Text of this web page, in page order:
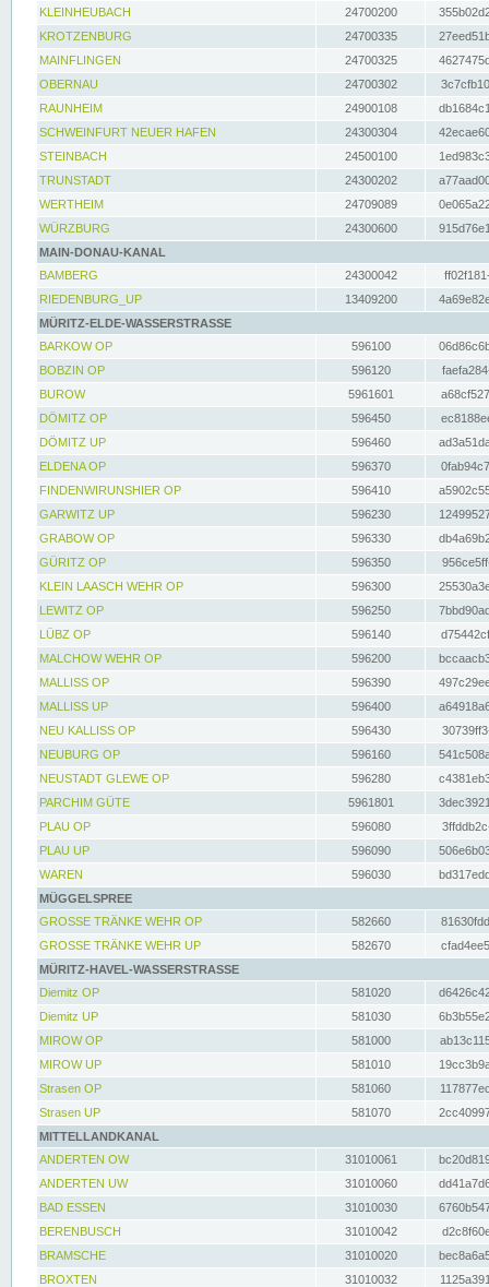
KLEINHEUBACH 24700200
KROTZENBURG
24700335
MAINFLINGEN
24700325
OBERNAU
24700302
RAUNHEIM
24900108
SCHWEINFURT NEUER HAFEN
24300304
STEINBACH
24500100
TRUNSTADT
24300202
WERTHEIM
24709089
WÜRZBURG
24300600
MAIN-DONAU-KANAL
BAMBERG
24300042
RIEDENBURG_UP
13409200
MÜRITZ-ELDE-WASSERSTRASSE
BARKOW OP
596100
BOBZIN OP
596120
BUROW
5961601
DÖMITZ OP
596450
DÖMITZ UP
596460
ELDENA OP
596370
FINDENWIRUNSHIER OP
596410
GARWITZ UP
596230
GRABOW OP
596330
GÜRITZ OP
596350
KLEIN LAASCH WEHR OP
596300
LEWITZ OP
596250
LÜBZ OP
596140
MALCHOW WEHR OP
596200
MALLISS OP
596390
MALLISS UP
596400
NEU KALLISS OP
596430
NEUBURG OP
596160
NEUSTADT GLEWE OP
596280
PARCHIM GÜTE
5961801
PLAU OP
596080
PLAU UP
596090
WAREN
596030
MÜGGELSPREE
GROSSE TRÄNKE WEHR OP
582660
GROSSE TRÄNKE WEHR UP
582670
MÜRITZ-HAVEL-WASSERSTRASSE
Diemitz OP
581020
Diemitz UP
581030
MIROW OP
581000
MIROW UP
581010
Strasen OP
581060
Strasen UP
581070
MITTELLANDKANAL
ANDERTEN OW
31010061
ANDERTEN UW
31010060
BAD ESSEN
31010030
BERENBUSCH
31010042
BRAMSCHE
31010020
BROXTEN
31010032